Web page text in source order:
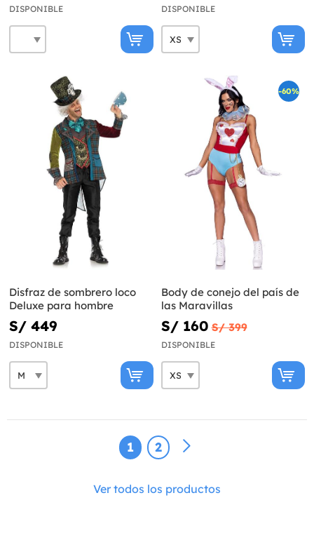
DISPONIBLE DISPONIBLE
Disfraz de sombrero loco
Deluxe para hombre
S/ 449
DISPONIBLE
-60%
Body de conejo del país de
las Maravillas
S/ 160 S/ 399
DISPONIBLE
1 2
Ver todos los productos